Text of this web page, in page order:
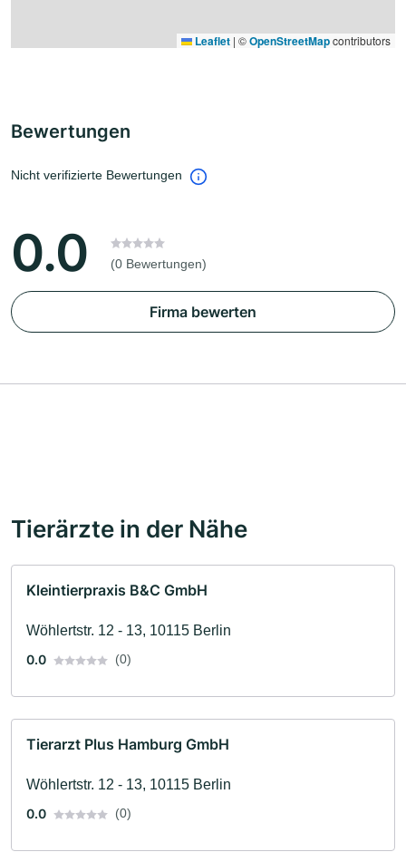
Leaflet | ©OpenStreetMapcontributors
Bewertungen
Nicht verifizierte Bewertungen
0.0 (0 Bewertungen)
Firma bewerten
Tierärzte in der Nähe
Kleintierpraxis B&C GmbH
Wöhlertstr. 12 - 13, 10115 Berlin
0.0
(0)
Tierarzt Plus Hamburg GmbH
Wöhlertstr. 12 - 13, 10115 Berlin
0.0
(0)